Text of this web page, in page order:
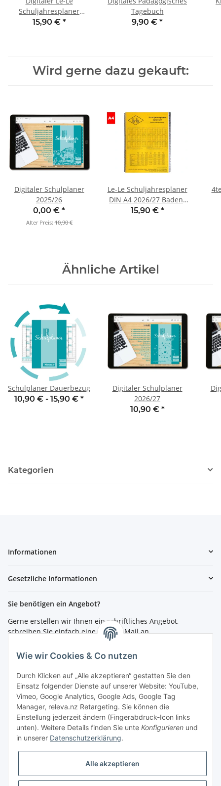
Schuljahresplaner
2026/27
15,90 € *
Tagebuch
9,90 € *
Wird gerne dazu gekauft:
Digitaler Schulplaner
2025/26
0,00 € *
Alter Preis:10,90 €
Le-Le Schuljahresplaner
DIN A4 2026/27 Baden-
Württemberg
15,90 € *
Ähnliche Artikel
Schulplaner Dauerbezug
10,90 € - 15,90 € *
Digitaler Schulplaner
2026/27
10,90 € *
Kategorien
Informationen
Gesetzliche Informationen
Sie benötigen ein Angebot?
Gerne erstellen wir Ihnen ein schriftliches Angebot,
schreiben Sie einfach eine kurze E-Mail an
Bestellen per Fax oder Tel:
Tel.: 0261 / 50089561
Fax: 0261 / 50089555
So erreichen Sie uns
Shop.4teachers.de
Maximinstraße 1
56072 Koblenz
Tel.: 0261 / 50089561
Wie wir Cookies & Co nutzen
Durch Klicken auf „Alle akzeptieren“ gestatten Sie den
Einsatz folgender Dienste auf unserer Website: YouTube,
Vimeo, Google Analytics, Google Ads, Google Tag
Manager, releva.nz Retargeting. Sie können die
Einstellung jederzeit ändern (Fingerabdruck-Icon links
unten). Weitere Details finden Sie unte Konfigurieren und
in unserer Datenschutzerklärung.
Alle akzeptieren